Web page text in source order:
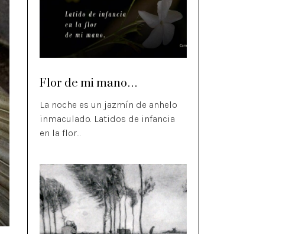
Flor de mi mano…
La noche es un jazmín de anhelo
inmaculado. Latidos de infancia
en la flor…